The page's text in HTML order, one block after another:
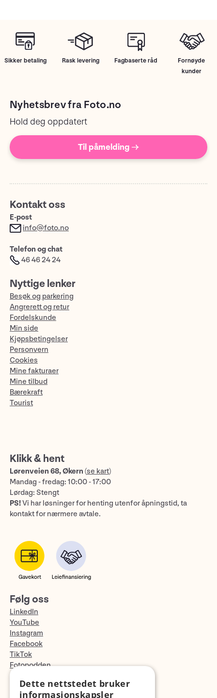
Sikker betaling Rask levering Fagbaserte råd
Fornøyde
kunder
Nyhetsbrev fra Foto.no
Hold deg oppdatert
Til påmelding →
Kontakt oss
E-post
info@foto.no
Telefon og chat
46 46 24 24
Nyttige lenker
Besøk og parkering
Angrerett og retur
Fordelskunde
Min side
Kjøpsbetingelser
Personvern
Cookies
Mine fakturaer
Mine tilbud
Bærekraft
Tourist
Klikk & hent
Lørenveien 68, Økern (se kart)
Mandag - fredag: 10:00 - 17:00
Lørdag: Stengt
PS!Vi har løsninger for henting utenfor åpningstid, ta
kontakt for nærmere avtale.
Følg oss
LinkedIn
YouTube
Instagram
Facebook
TikTok
Fotopodden
Med forbehold om skrive- og lagerfeil
Dette nettstedet bruker
informasjonskapsler